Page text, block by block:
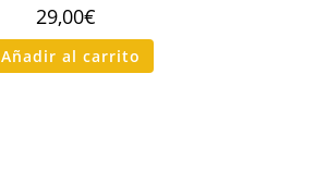
29,00€
Añadir al carrito